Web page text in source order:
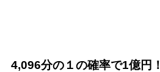
4,096分の１の確率で1億円！